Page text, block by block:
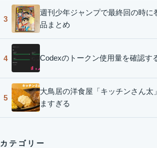
3
週刊少年ジャンプで最終回の時に
品まとめ
4 Codexのトークン使用量を確認す
5
大鳥居の洋食屋「キッチンさん太
ますぎる
カテゴリー